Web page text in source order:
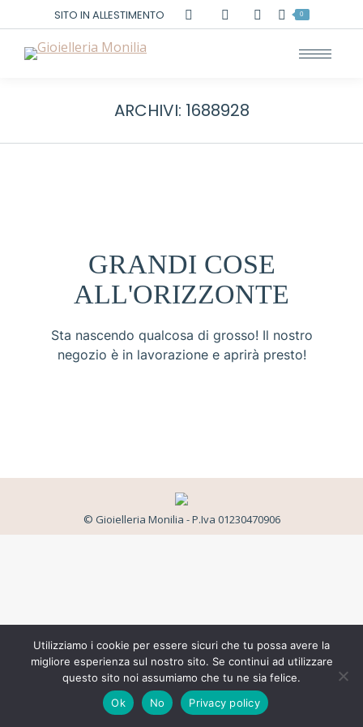
SITO IN ALLESTIMENTO Cerca: 0
ARCHIVI: 1688928
GRANDI COSE
ALL'ORIZZONTE
Sta nascendo qualcosa di grosso! Il nostro
negozio è in lavorazione e aprirà presto!
© Gioielleria Monilia - P.Iva 01230470906
Utilizziamo i cookie per essere sicuri che tu possa avere la
migliore esperienza sul nostro sito. Se continui ad utilizzare
questo sito noi assumiamo che tu ne sia felice.
Ok
No Privacy policy